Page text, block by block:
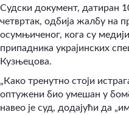
Судски документ, датиран
четвртак, одбија жалбу на
осумњиченог, кога су
припадника украјинских
Кузњецова.
„Како тренутно стоји
оптужени био умешан у
навео је суд, додајући да